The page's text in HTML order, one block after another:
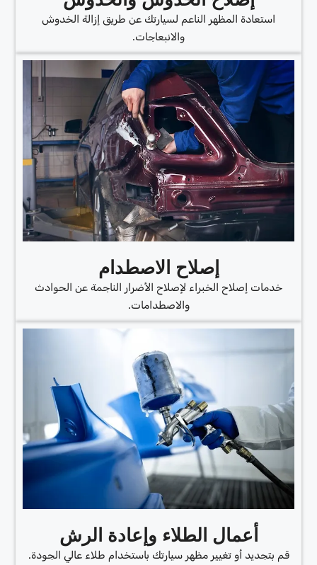
استعادة المظهر الناعم لسيارتك عن طريق إزالة الخدوش
والانبعاجات.
إصلاح الاصطدام
خدمات إصلاح الخبراء لإصلاح الأضرار الناجمة عن الحوادث
والاصطدامات.
أعمال الطلاء وإعادة الرش
قم بتجديد أو تغيير مظهر سيارتك باستخدام طلاء عالي الجودة.